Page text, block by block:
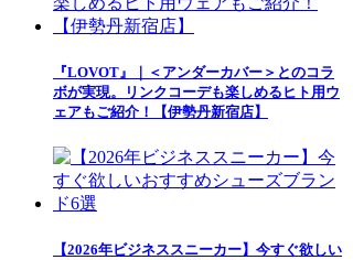
『LOVOT』｜＜アンダーカバー＞とのコラ
ボが実現。リンクコーデも楽しめるヒト用ウ
ェアもご紹介！【伊勢丹新宿店】
【2026年ビジネススニーカー】今すぐ欲しい